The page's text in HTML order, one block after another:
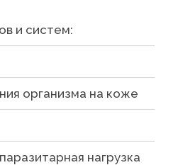
и систем:
организма на коже
нагрузка